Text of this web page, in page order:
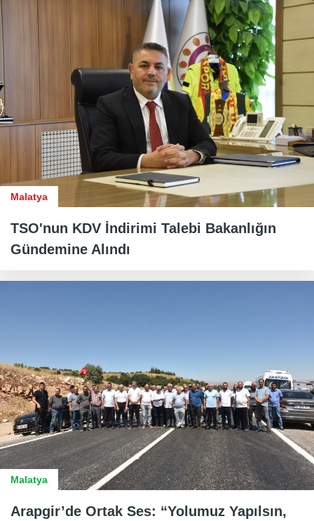
Malatya
TSO'nun KDV İndirimi Talebi Bakanlığın
Gündemine Alındı
Malatya
Arapgir’de Ortak Ses: “Yolumuz Yapılsın,